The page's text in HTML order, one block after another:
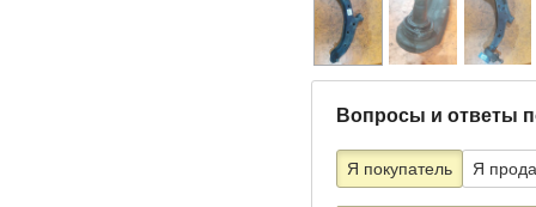
Вопросы и ответы
Я покупатель Я